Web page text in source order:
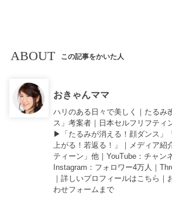
ABOUT この記事をかいた人
おきゃんママ
ハリのある日々で美しく｜たるみ
ス」考案者｜日本セルフリフティ
▶︎「 たるみが消える！顔ダンス 」「
上がる！若返る！ 」｜メディア
ティーン」他｜YouTube ：チャン
Instagram ：フォロワー4万人｜
｜詳しいプロフィールはこちら ｜
わせフォーム まで